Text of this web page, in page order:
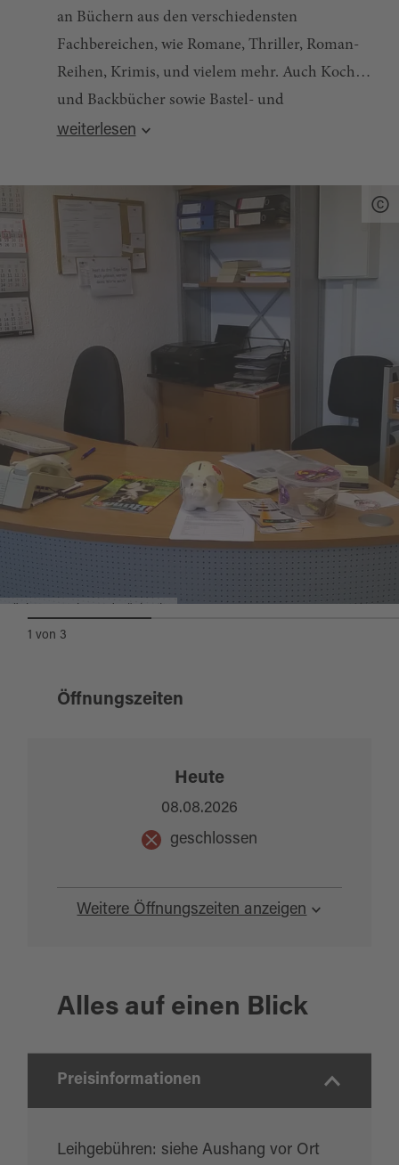
an Büchern aus den verschiedensten
Fachbereichen, wie Romane, Thriller, Roman-
Reihen, Krimis, und vielem mehr. Auch Koch-
und Backbücher sowie Bastel- und
Handarbeitsbücher stehen zur Auswahl.
geliehen werden.
Besonders beliebt sind die Kinder- und
Jugendbücher, die hier in einer sehr großen
Auswahl angeboten werden. Bücherbände von
z.B. "die drei ???" versprechen spannende
Geschichten. Die Kennzeichnung für Antolin
macht die Auswahl für die Kinder
übersichtlicher.
Schulkinder informieren sich zudem gerne mit
"TipToi"-Büchern und "WIESO-WESHALB-
WARUM?" über Sachthemen.
Und auch die jüngsten Büchereibesucher
finden hier Bücher zum Fühlen, Hören und
Staunen.
Na dann - nix wie los!
Quelle:destination.one
weiterlesen
1 von 3
Öffnungszeiten
Weitere Öffnungszeiten anzeigen
Heute
08.08.2026
geschlossen
Alles auf einen Blick
Preisinformationen
Leihgebühren: siehe Aushang vor Ort